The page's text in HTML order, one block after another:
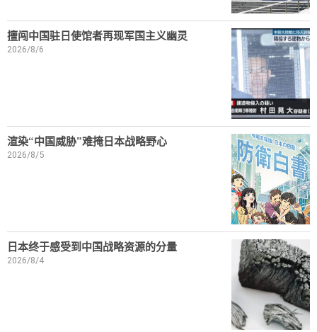
擅闯中国驻日使馆者再现军国主义幽灵
2026/8/6
渲染“中国威胁”难掩日本战略野心
2026/8/5
日本终于感受到中国战略资源的分量
2026/8/4